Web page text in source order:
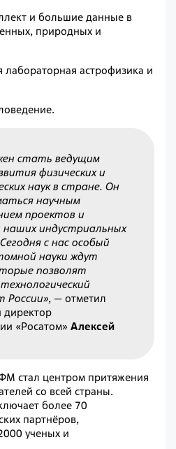
и большие данные в
природных и
лабораторная астрофизика и
стать ведущим
физических и
наук в стране. Он
научным
проектов и
индустриальных
с нас особый
науки ждут
позволят
России»,— отметил
директор
«Росатом»Алексей
стал центром притяжения
со всей страны.
более 70
партнёров,
ученых и